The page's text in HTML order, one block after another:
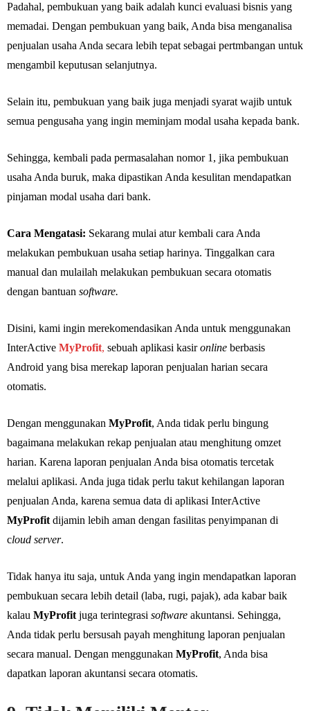
Padahal, pembukuan yang baik adalah kunci evaluasi bisnis yang
memadai. Dengan pembukuan yang baik, Anda bisa menganalisa
penjualan usaha Anda secara lebih tepat sebagai pertmbangan untuk
mengambil keputusan selanjutnya.
Selain itu, pembukuan yang baik juga menjadi syarat wajib untuk
semua pengusaha yang ingin meminjam modal usaha kepada bank.
Sehingga, kembali pada permasalahan nomor 1, jika pembukuan
usaha Anda buruk, maka dipastikan Anda kesulitan mendapatkan
pinjaman modal usaha dari bank.
Cara Mengatasi: Sekarang mulai atur kembali cara Anda
melakukan pembukuan usaha setiap harinya. Tinggalkan cara
manual dan mulailah melakukan pembukuan secara otomatis
dengan bantuan software.
Disini, kami ingin merekomendasikan Anda untuk menggunakan
InterActive MyProfit, sebuah aplikasi kasironline berbasis
Android yang bisa merekap laporan penjualan harian secara
otomatis.
Dengan menggunakan MyProfit, Anda tidak perlu bingung
bagaimana melakukan rekap penjualan atau menghitung omzet
harian. Karena laporan penjualan Anda bisa otomatis tercetak
melalui aplikasi. Anda juga tidak perlu takut kehilangan laporan
penjualan Anda, karena semua data di aplikasi InterActive
MyProfit dijamin lebih aman dengan fasilitas penyimpanan di
cloud server.
Tidak hanya itu saja, untuk Anda yang ingin mendapatkan laporan
pembukuan secara lebih detail (laba, rugi, pajak), ada kabar baik
kalau MyProfit juga terintegrasi software akuntansi. Sehingga,
Anda tidak perlu bersusah payah menghitung laporan penjualan
secara manual. Dengan menggunakan MyProfit, Anda bisa
dapatkan laporan akuntansi secara otomatis.